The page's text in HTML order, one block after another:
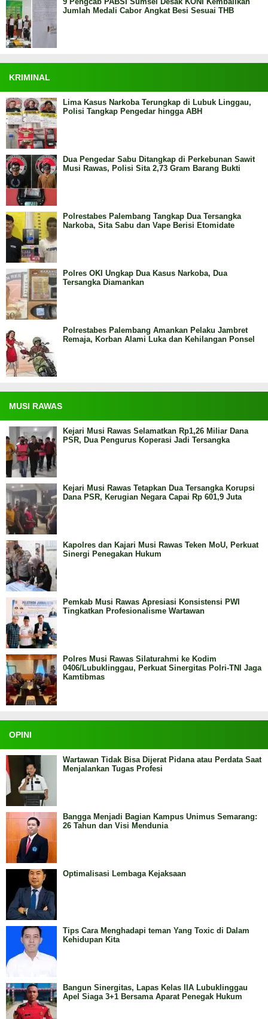
Jumlah Medali Cabor Angkat Besi Sesuai THB
KRIMINAL
Lima Kasus Narkoba Terungkap di Lubuk Linggau,
Polisi Tangkap Pengedar hingga ABH
Dua Pengedar Sabu Ditangkap di Perkebunan Sawit
Musi Rawas, Polisi Sita 2,73 Gram Barang Bukti
Polrestabes Palembang Tangkap Dua Tersangka
Narkoba, Sita Sabu dan Vape Berisi Etomidate
Polres OKI Ungkap Dua Kasus Narkoba, Dua
Tersangka Diamankan
Polrestabes Palembang Amankan Pelaku Jambret
Remaja, Korban Alami Luka dan Kehilangan Ponsel
MUSI RAWAS
Kejari Musi Rawas Selamatkan Rp1,26 Miliar Dana
PSR, Dua Pengurus Koperasi Jadi Tersangka
Kejari Musi Rawas Tetapkan Dua Tersangka Korupsi
Dana PSR, Kerugian Negara Capai Rp 601,9 Juta
Kapolres dan Kajari Musi Rawas Teken MoU, Perkuat
Sinergi Penegakan Hukum
Pemkab Musi Rawas Apresiasi Konsistensi PWI
Tingkatkan Profesionalisme Wartawan
Polres Musi Rawas Silaturahmi ke Kodim
0406/Lubuklinggau, Perkuat Sinergitas Polri-TNI Jaga
Kamtibmas
OPINI
Wartawan Tidak Bisa Dijerat Pidana atau Perdata Saat
Menjalankan Tugas Profesi
Bangga Menjadi Bagian Kampus Unimus Semarang:
26 Tahun dan Visi Mendunia
Optimalisasi Lembaga Kejaksaan
Tips Cara Menghadapi teman Yang Toxic di Dalam
Kehidupan Kita
Bangun Sinergitas, Lapas Kelas IIA Lubuklinggau
Apel Siaga 3+1 Bersama Aparat Penegak Hukum